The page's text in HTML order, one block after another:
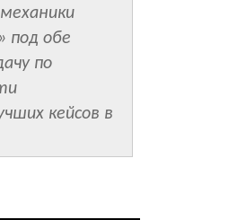
под обе
по
кейсов в